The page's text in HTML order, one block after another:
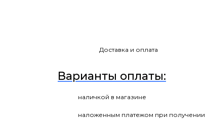
Доставка и оплата
Варианты оплаты:
наличкой в магазине
наложенным платежом при получении